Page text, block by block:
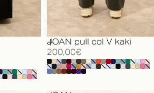
JOAN pull col V kaki
200,00€